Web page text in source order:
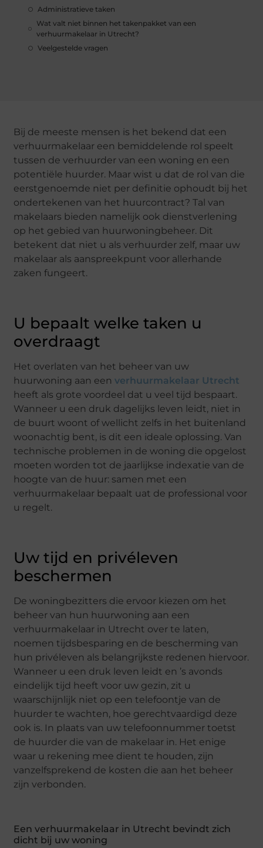
Administratieve taken
Wat valt niet binnen het takenpakket van een
verhuurmakelaar in Utrecht?
Veelgestelde vragen
Bij de meeste mensen is het bekend dat een
verhuurmakelaar een bemiddelende rol speelt
tussen de verhuurder van een woning en een
potentiële huurder. Maar wist u dat de rol van die
eerstgenoemde niet per definitie ophoudt bij het
ondertekenen van het huurcontract? Tal van
makelaars bieden namelijk ook dienstverlening
op het gebied van huurwoningbeheer. Dit
betekent dat niet u als verhuurder zelf, maar uw
makelaar als aanspreekpunt voor allerhande
zaken fungeert.
U bepaalt welke taken u
overdraagt
Het overlaten van het beheer van uw
huurwoning aan eenverhuurmakelaar Utrecht
heeft als grote voordeel dat u veel tijd bespaart.
Wanneer u een druk dagelijks leven leidt, niet in
de buurt woont of wellicht zelfs in het buitenland
woonachtig bent, is dit een ideale oplossing. Van
technische problemen in de woning die opgelost
moeten worden tot de jaarlijkse indexatie van de
hoogte van de huur: samen met een
verhuurmakelaar bepaalt uat de professional voor
u regelt.
Uw tijd en privéleven
beschermen
De woningbezitters die ervoor kiezen om het
beheer van hun huurwoning aan een
verhuurmakelaar in Utrecht over te laten,
noemen tijdsbesparing en de bescherming van
hun privéleven als belangrijkste redenen hiervoor.
Wanneer u een druk leven leidt en ’s avonds
eindelijk tijd heeft voor uw gezin, zit u
waarschijnlijk niet op een telefoontje van de
huurder te wachten, hoe gerechtvaardigd deze
ook is. In plaats van uw telefoonnummer toetst
de huurder die van de makelaar in. Het enige
waar u rekening mee dient te houden, zijn
vanzelfsprekend de kosten die aan het beheer
zijn verbonden.
Een verhuurmakelaar in Utrecht bevindt zich
dicht bij uw woning